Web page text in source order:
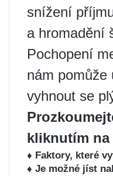
snížení
a hromadění
Pochopení
nám pomůže
vyhnout se
kliknutím na
♦️ Faktory, které
♦️ Je možné jíst